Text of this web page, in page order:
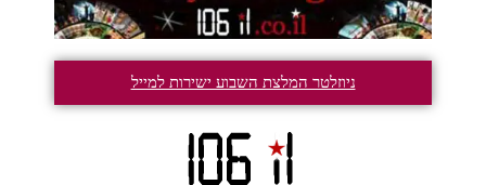
ניוזלטר המלצת השבוע ישירות למייל